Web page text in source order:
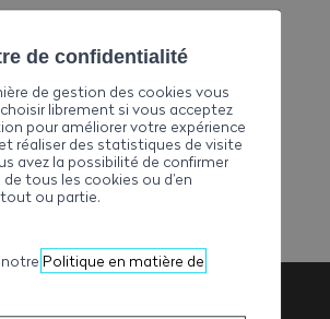
de confidentialité
de gestion des cookies vous
librement si vous acceptez
pour améliorer votre expérience
réaliser des statistiques de visite
avez la possibilité de confirmer
tous les cookies ou d’en
ou partie.
Politique en matière de